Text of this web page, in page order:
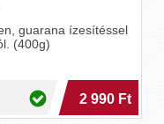
guarana ízesítéssel
(400g)
2 990 Ft